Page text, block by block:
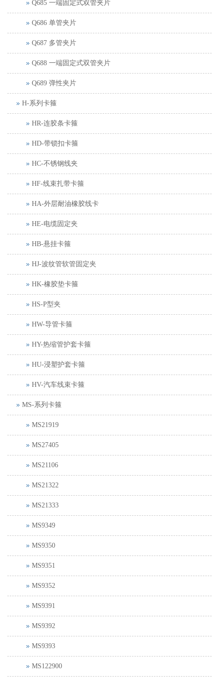
Q685 一端固定式双管夹片
Q686 单管夹片
Q687 多管夹片
Q688 一端固定式双管夹片
Q689 弹性夹片
H-系列卡箍
HR-连胶条卡箍
HD-带锁扣卡箍
HC-不锈钢线夹
HF-线束扎带卡箍
HA-外层耐油橡胶线卡
HE-电缆固定夹
HB-悬挂卡箍
HJ-波纹管软管固定夹
HK-橡胶垫卡箍
HS-P型夹
HW-导管卡箍
HY-热缩管护套卡箍
HU-浸塑护套卡箍
HV-汽车线束卡箍
MS-系列卡箍
MS21919
MS27405
MS21106
MS21322
MS21333
MS9349
MS9350
MS9351
MS9352
MS9391
MS9392
MS9393
MS122900